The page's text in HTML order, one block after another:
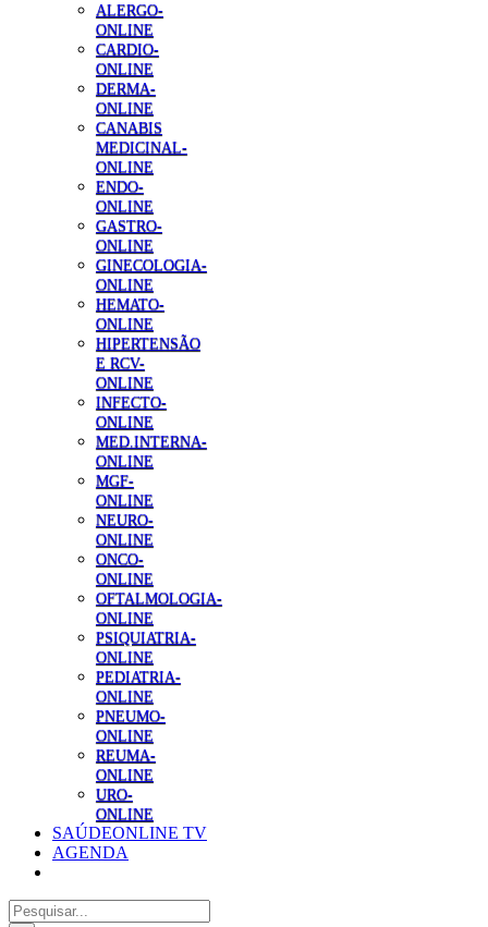
ALERGO-
ONLINE
CARDIO-
ONLINE
DERMA-
ONLINE
CANABIS
MEDICINAL-
ONLINE
ENDO-
ONLINE
GASTRO-
ONLINE
GINECOLOGIA-
ONLINE
HEMATO-
ONLINE
HIPERTENSÃO
E RCV-
ONLINE
INFECTO-
ONLINE
MED.INTERNA-
ONLINE
MGF-
ONLINE
NEURO-
ONLINE
ONCO-
ONLINE
OFTALMOLOGIA-
ONLINE
PSIQUIATRIA-
ONLINE
PEDIATRIA-
ONLINE
PNEUMO-
ONLINE
REUMA-
ONLINE
URO-
ONLINE
SAÚDEONLINE TV
AGENDA
Pesquisar